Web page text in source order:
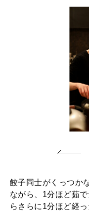
餃子同士がくっつか
ながら、1分ほど茹
らさらに1分ほど経